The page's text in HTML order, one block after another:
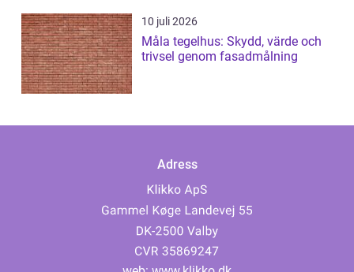
10 juli 2026
Måla tegelhus: Skydd, värde och
trivsel genom fasadmålning
Adress